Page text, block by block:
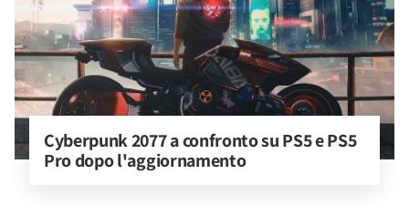
Cyberpunk 2077 a confronto su PS5 e PS5
Pro dopo l'aggiornamento